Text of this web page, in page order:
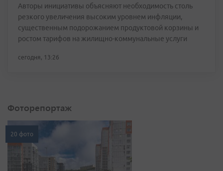
Авторы инициативы объясняют необходимость столь
резкого увеличения высоким уровнем инфляции,
существенным подорожанием продуктовой корзины и
ростом тарифов на жилищно-коммунальные услуги
сегодня, 13:26
Фоторепортаж
20 фото